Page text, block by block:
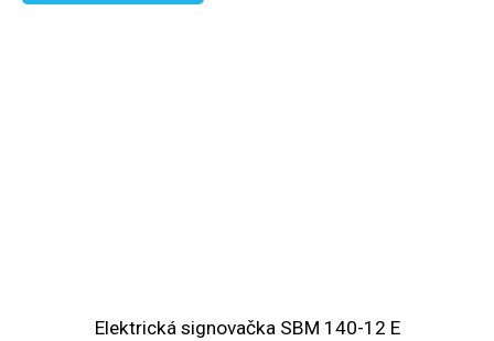
Elektrická signovačka SBM 140-12 E